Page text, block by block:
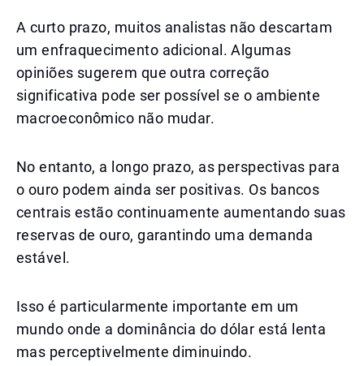
A curto prazo, muitos analistas não descartam
um enfraquecimento adicional. Algumas
opiniões sugerem que outra correção
significativa pode ser possível se o ambiente
macroeconômico não mudar.
No entanto, a longo prazo, as perspectivas para
o ouro podem ainda ser positivas. Os bancos
centrais estão continuamente aumentando suas
reservas de ouro, garantindo uma demanda
estável.
Isso é particularmente importante em um
mundo onde a dominância do dólar está lenta
mas perceptivelmente diminuindo.